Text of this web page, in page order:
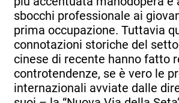
sbocchi professionale ai
prima occupazione. Tuttavia
connotazioni storiche del
cinese di recente hanno fatto
controtendenze, se è vero le
internazionali avviate dalle